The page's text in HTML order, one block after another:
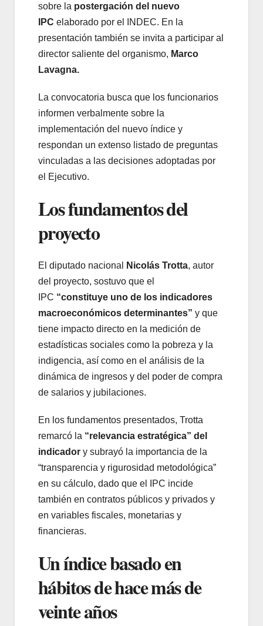
sobre la postergación del nuevo
IPC elaborado por el INDEC. En la
presentación también se invita a participar al
director saliente del organismo, Marco
Lavagna.
La convocatoria busca que los funcionarios
informen verbalmente sobre la
implementación del nuevo índice y
respondan un extenso listado de preguntas
vinculadas a las decisiones adoptadas por
el Ejecutivo.
Los fundamentos del
proyecto
El diputado nacional Nicolás Trotta, autor
del proyecto, sostuvo que el
IPC “constituye uno de los indicadores
macroeconómicos determinantes” y que
tiene impacto directo en la medición de
estadísticas sociales como la pobreza y la
indigencia, así como en el análisis de la
dinámica de ingresos y del poder de compra
de salarios y jubilaciones.
En los fundamentos presentados, Trotta
remarcó la “relevancia estratégica” del
indicador y subrayó la importancia de la
“transparencia y rigurosidad metodológica”
en su cálculo, dado que el IPC incide
también en contratos públicos y privados y
en variables fiscales, monetarias y
financieras.
Un índice basado en
hábitos de hace más de
veinte años